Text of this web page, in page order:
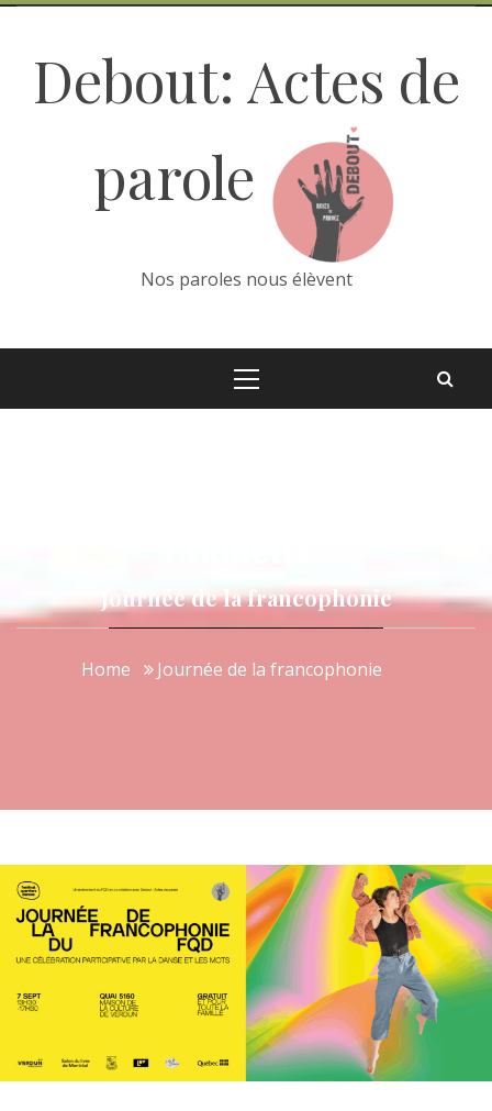
Skip
contentDebout: Actes de
parole
Nos paroles nous élèvent
Journée de la francophonie
Home Journée de la francophonie